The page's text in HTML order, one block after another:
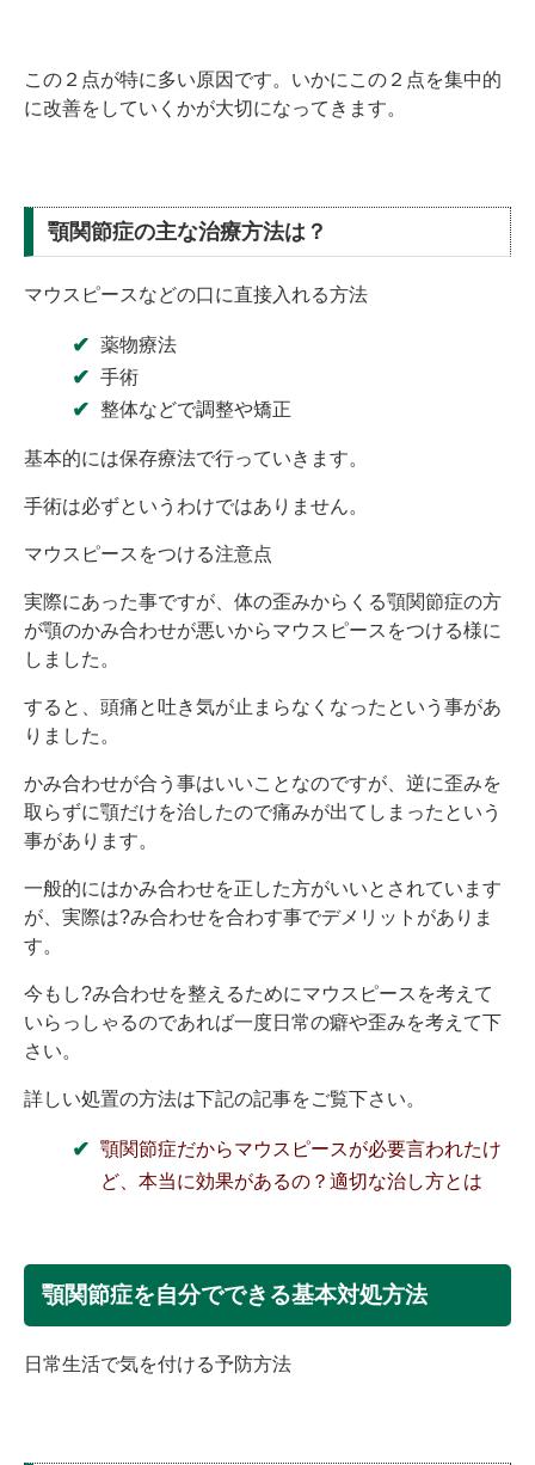
この２点が特に多い原因です。いかにこの２点を集中的
に改善をしていくかが大切になってきます。
顎関節症の主な治療方法は？
マウスピースなどの口に直接入れる方法
薬物療法
手術
整体などで調整や矯正
基本的には保存療法で行っていきます。
手術は必ずというわけではありません。
マウスピースをつける注意点
実際にあった事ですが、体の歪みからくる顎関節症の方
が顎のかみ合わせが悪いからマウスピースをつける様に
しました。
すると、頭痛と吐き気が止まらなくなったという事があ
りました。
かみ合わせが合う事はいいことなのですが、逆に歪みを
取らずに顎だけを治したので痛みが出てしまったという
事があります。
一般的にはかみ合わせを正した方がいいとされています
が、実際は?み合わせを合わす事でデメリットがありま
す。
今もし?み合わせを整えるためにマウスピースを考えて
いらっしゃるのであれば一度日常の癖や歪みを考えて下
さい。
詳しい処置の方法は下記の記事をご覧下さい。
顎関節症だからマウスピースが必要言われたけ
ど、本当に効果があるの？適切な治し方とは
顎関節症を自分でできる基本対処方法
日常生活で気を付ける予防方法